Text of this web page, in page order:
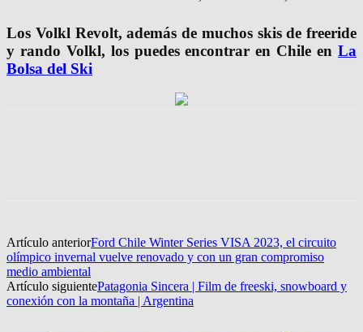
Los Volkl Revolt, además de muchos skis de freeride
y rando Volkl, los puedes encontrar en Chile en La
Bolsa del Ski
Artículo anteriorFord Chile Winter Series VISA 2023, el circuito
olímpico invernal vuelve renovado y con un gran compromiso
medio ambiental
Artículo siguientePatagonia Sincera | Film de freeski, snowboard y
conexión con la montaña | Argentina